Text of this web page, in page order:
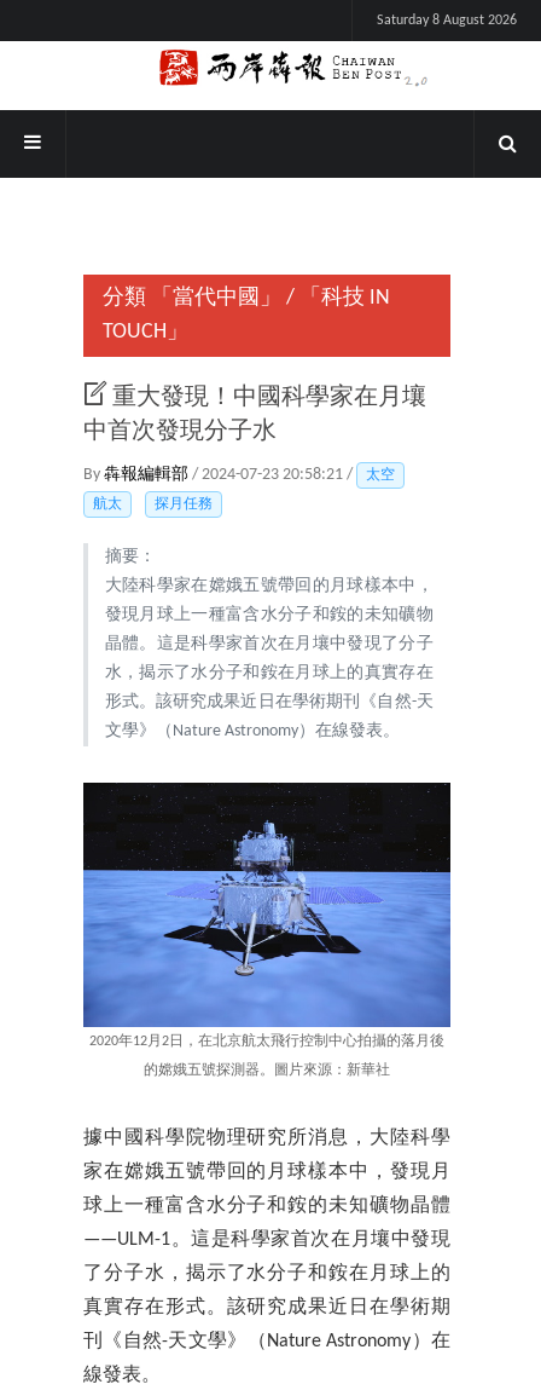
Saturday 8 August 2026
分類 「當代中國」 /
「科技 IN
TOUCH」
重大發現！中國科學家在月壤
中首次發現分子水
By 犇報編輯部 / 2024-07-23 20:58:21 /
太空
航太
探月任務
摘要：
大陸科學家在嫦娥五號帶回的月球樣本中，
發現月球上一種富含水分子和銨的未知礦物
晶體。這是科學家首次在月壤中發現了分子
水，揭示了水分子和銨在月球上的真實存在
形式。該研究成果近日在學術期刊《自然-天
文學》（Nature Astronomy）在線發表。
2020年12月2日，在北京航太飛行控制中心拍攝的落月後
的嫦娥五號探測器。圖片來源：新華社
據中國科學院物理研究所消息，大陸科學
家在嫦娥五號帶回的月球樣本中，發現月
球上一種富含水分子和銨的未知礦物晶體
——ULM-1。這是科學家首次在月壤中發現
了分子水，揭示了水分子和銨在月球上的
真實存在形式。該研究成果近日在學術期
刊《自然-天文學》（Nature Astronomy）在
線發表。